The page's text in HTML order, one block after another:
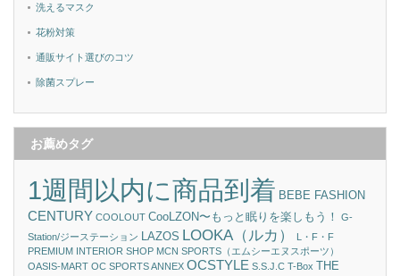
洗えるマスク
花粉対策
通販サイト選びのコツ
除菌スプレー
お薦めタグ
1週間以内に商品到着 BEBE FASHION
CENTURY COOLOUT CooLZON〜もっと眠りを楽しもう！
G-
Station/ジーステーション
LAZOS LOOKA（ルカ）
L・F・F
PREMIUM INTERIOR SHOP MCN SPORTS（エムシーエヌスポーツ）
OASIS-MART OC SPORTS ANNEX OCSTYLE S.S.J.C T-Box THE